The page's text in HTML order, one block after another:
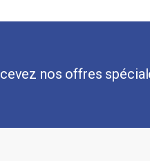
nos offres